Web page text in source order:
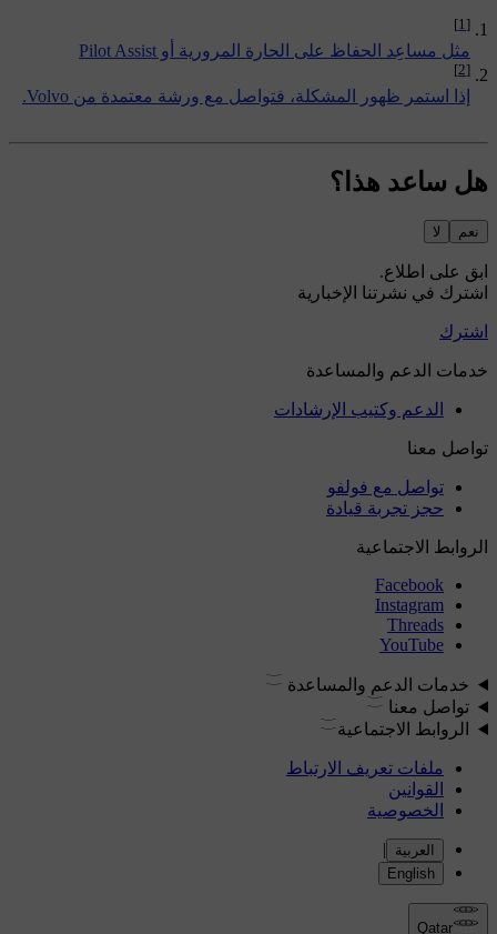
[1]
مثل مساعِد الحفاظ على الحارة المرورية أو Pilot Assist
[2]
إذا استمر ظهور المشكلة، فتواصل مع ورشة معتمدة من Volvo.
هل ساعد هذا؟
نعم لا